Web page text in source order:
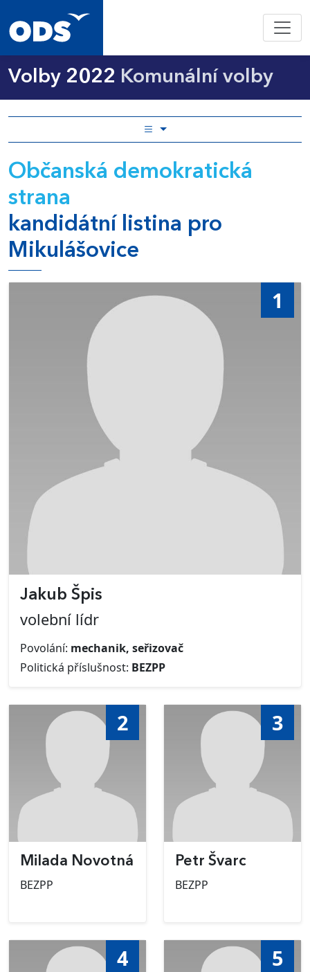
Volby 2022 Komunální volby
Občanská demokratická
strana
kandidátní listina pro
Mikulášovice
1
Jakub Špis
volební lídr
Povolání: mechanik, seřizovač
Politická příslušnost: BEZPP
2
Milada Novotná
BEZPP
3
Petr Švarc
BEZPP
4 5